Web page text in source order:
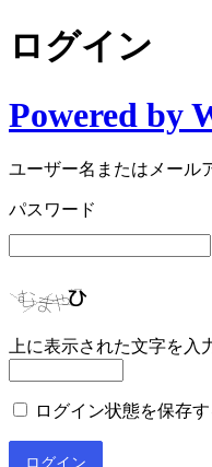
ログイン
Powered by
ユーザー名またはメール
パスワード
上に表示された文字を入
ログイン状態を保存す